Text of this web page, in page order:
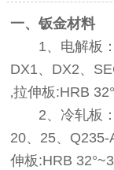
一、钣金材料
1、电解板：
DX1、DX2、
‚拉伸板:HRB
2、冷轧板：
20、25、Q235-
伸板:HRB